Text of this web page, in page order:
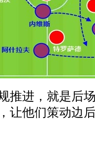
推进，就是后
让他们策动边